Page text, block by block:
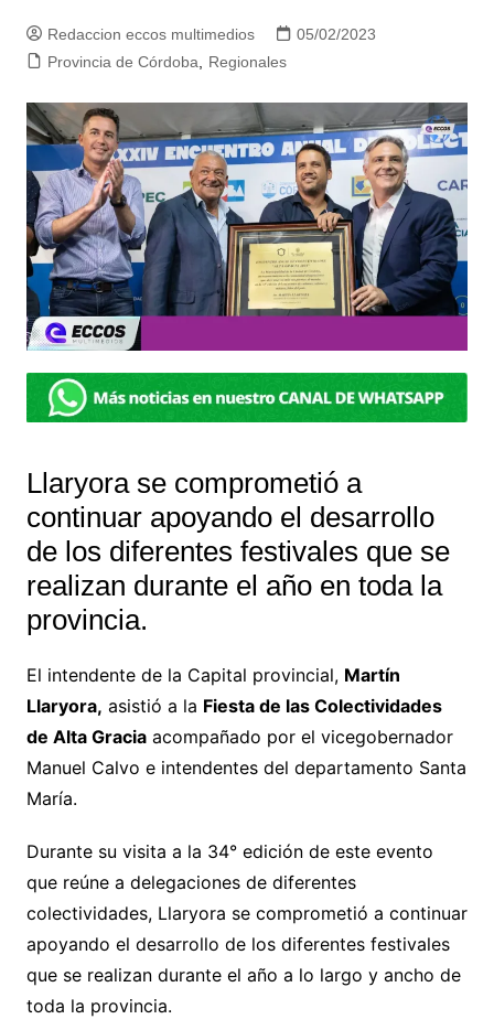
Redaccion eccos multimedios
05/02/2023
Provincia de Córdoba
Regionales
Llaryora se comprometió a
continuar apoyando el desarrollo
de los diferentes festivales que se
realizan durante el año en toda la
provincia.
El intendente de la Capital provincial, Martín
Llaryora, asistió a la Fiesta de las Colectividades
de Alta Graciaacompañado por el vicegobernador
Manuel Calvo e intendentes del departamento Santa
María.
Durante su visita a la 34° edición de este evento
que reúne a delegaciones de diferentes
colectividades, Llaryora se comprometió a continuar
apoyando el desarrollo de los diferentes festivales
que se realizan durante el año a lo largo y ancho de
toda la provincia.